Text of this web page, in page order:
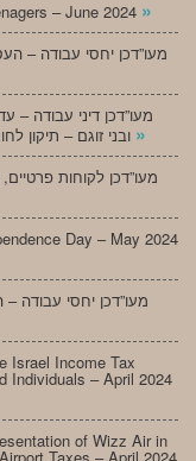
– June 2024 »
מעו”דכן יחסי עבודה –
מעו”דכן דיני עבודה –
»
מעו”דכן לקוחות
Day – May 2024
מעו”דכן יחסי עבודה
Israel Income Tax
Individuals – April 2024
of Wizz Air in